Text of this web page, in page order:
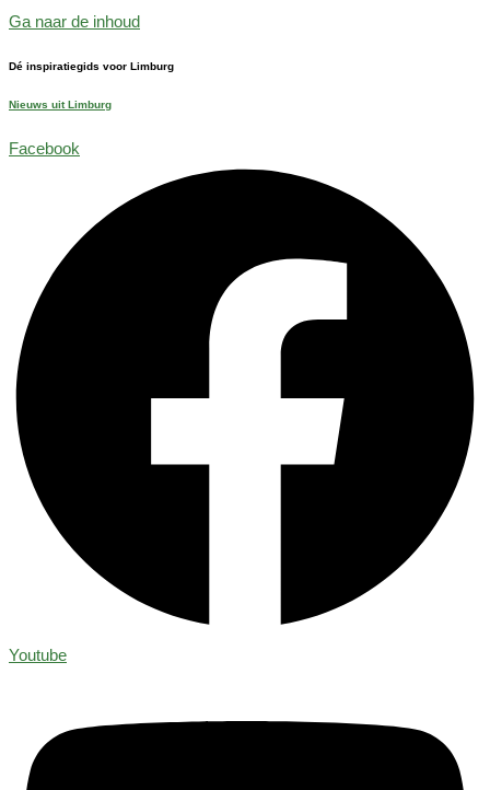
Ga naar de inhoud
Dé inspiratiegids voor Limburg
Nieuws uit Limburg
Facebook
Youtube